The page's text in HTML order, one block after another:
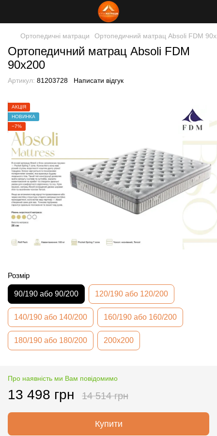
Ортопедичні матраци Ортопедичний матрац Absoli FDM
Ортопедичний матрац Absoli FDM
90x200
Артикул: 81203728 Написати відгук
АКЦІЯ
НОВИНКА
−7%
Розмір
90/190 або 90/200 120/190 або 120/200
140/190 або 140/200 160/190 або 160/200
180/190 або 180/200 200х200
Про наявність ми Вам повідомимо
13 498 грн 14 514 грн
Купити